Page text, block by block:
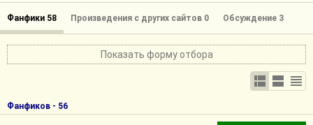
Фанфики 58 Произведения с других сайтов 0 Обсуждение 3
Показать форму отбора
Фанфиков - 56